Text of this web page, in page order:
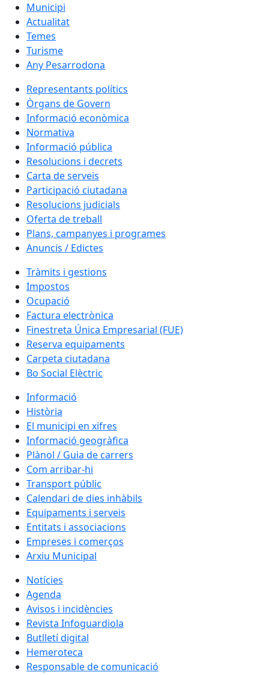
Municipi
Actualitat
Temes
Turisme
Any Pesarrodona
Representants polítics
Òrgans de Govern
Informació econòmica
Normativa
Informació pública
Resolucions i decrets
Carta de serveis
Participació ciutadana
Resolucions judicials
Oferta de treball
Plans, campanyes i programes
Anuncis / Edictes
Tràmits i gestions
Impostos
Ocupació
Factura electrònica
Finestreta Única Empresarial (FUE)
Reserva equipaments
Carpeta ciutadana
Bo Social Elèctric
Informació
Història
El municipi en xifres
Informació geogràfica
Plànol / Guia de carrers
Com arribar-hi
Transport públic
Calendari de dies inhàbils
Equipaments i serveis
Entitats i associacions
Empreses i comerços
Arxiu Municipal
Notícies
Agenda
Avisos i incidències
Revista Infoguardiola
Butlletí digital
Hemeroteca
Responsable de comunicació